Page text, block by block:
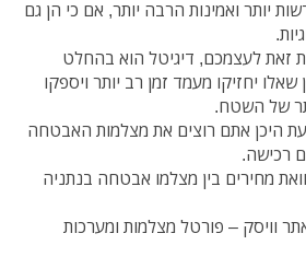
יותר ואמינות הרבה יותר, אם כי הן גם
זאת לעצמכם, דיגיטל הוא בהחלט
יחזיקו מעמד זמן רב יותר ויספקו
של השטח.
היכן אתם רוצים את מצלמות האבטחה
רכישה.
מחירים בין מצלמו אבטחה בנתניה
וויסק – פורטל מצלמות ומערכות